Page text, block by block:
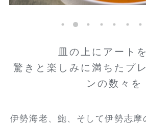
皿の上にアート
驚きと楽しみに満ちたプ
ンの数々を
伊勢海老、鮑、そして伊勢志摩